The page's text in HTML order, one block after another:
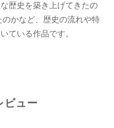
歴史を築き上げてきたの
かなど、歴史の流れや特
ている作品です。
ビュー